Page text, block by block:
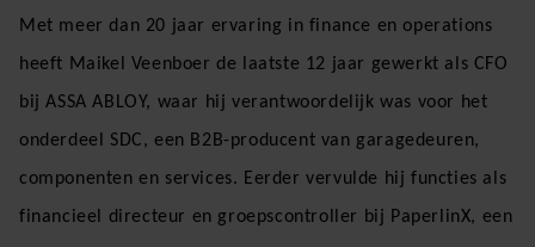
Met meer dan 20 jaar ervaring in finance en operations
heeft Maikel Veenboer de laatste 12 jaar gewerkt als CFO
bij ASSA ABLOY, waar hij verantwoordelijk was voor het
onderdeel SDC, een B2B-producent van garagedeuren,
componenten en services. Eerder vervulde hij functies als
financieel directeur en groepscontroller bij PaperlinX, een